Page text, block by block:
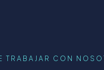
TRABAJAR CON